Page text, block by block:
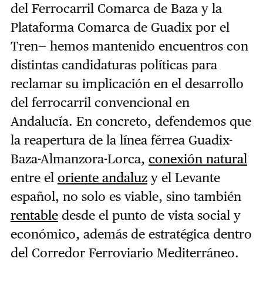
del Ferrocarril Comarca de Baza y la
Plataforma Comarca de Guadix por el
Tren— hemos mantenido encuentros con
distintas candidaturas políticas para
reclamar su implicación en el desarrollo
del ferrocarril convencional en
Andalucía. En concreto, defendemos que
la reapertura de la línea férrea Guadix-
Baza-Almanzora-Lorca, conexión natural
entre el oriente andaluzy el Levante
español, no solo es viable, sino también
rentabledesde el punto de vista social y
económico, además de estratégica dentro
del Corredor Ferroviario Mediterráneo.